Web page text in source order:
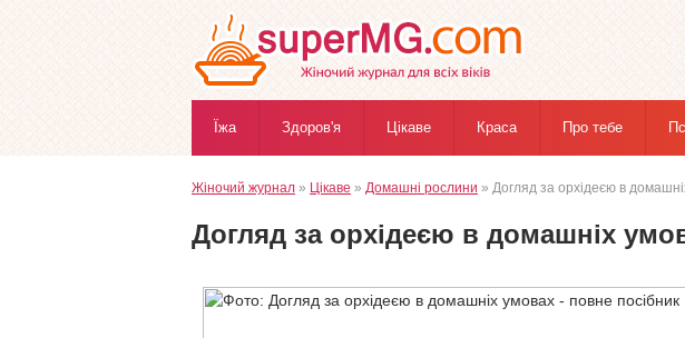
Їжа Здоров'я Цікаве Краса Про тебе
Жіночий журнал » Цікаве » Домашні рослини » Догляд за орхідеєю в
Догляд за орхідеєю в домашніх